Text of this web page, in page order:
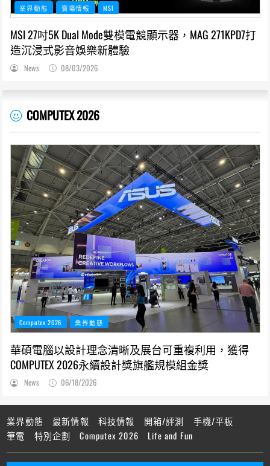
業界動態 賣場情報 MSI
MSI 27吋5K Dual Mode雙模電競顯示器，MAG 271KPD7打
造沉浸式影音娛樂新體驗
News 08/03/2026
COMPUTEX 2026
Computex 2026 業界動態
華碩電腦以設計理念清晰及展台可重複利用，獲得
COMPUTEX 2026永續設計獎旗艦規模組金獎
News 06/18/2026
業界動態 最新情報 科技情報 開箱/評測
手機/平板
筆電
特別企劃 Computex 2026 Life and Fun